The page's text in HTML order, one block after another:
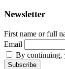
Newsletter
First name or full
Email
By continuing,